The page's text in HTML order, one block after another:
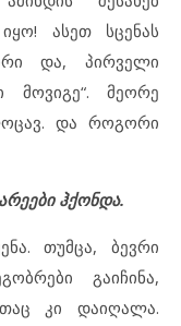
ასეთ სცენას
და, პირველი
მოვიგე“. მეორე
და როგორი
ჰქონდა.
თუმცა, ბევრი
გაიჩინა,
კი დაიღალა.